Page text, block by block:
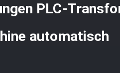
PLC-
automatisch